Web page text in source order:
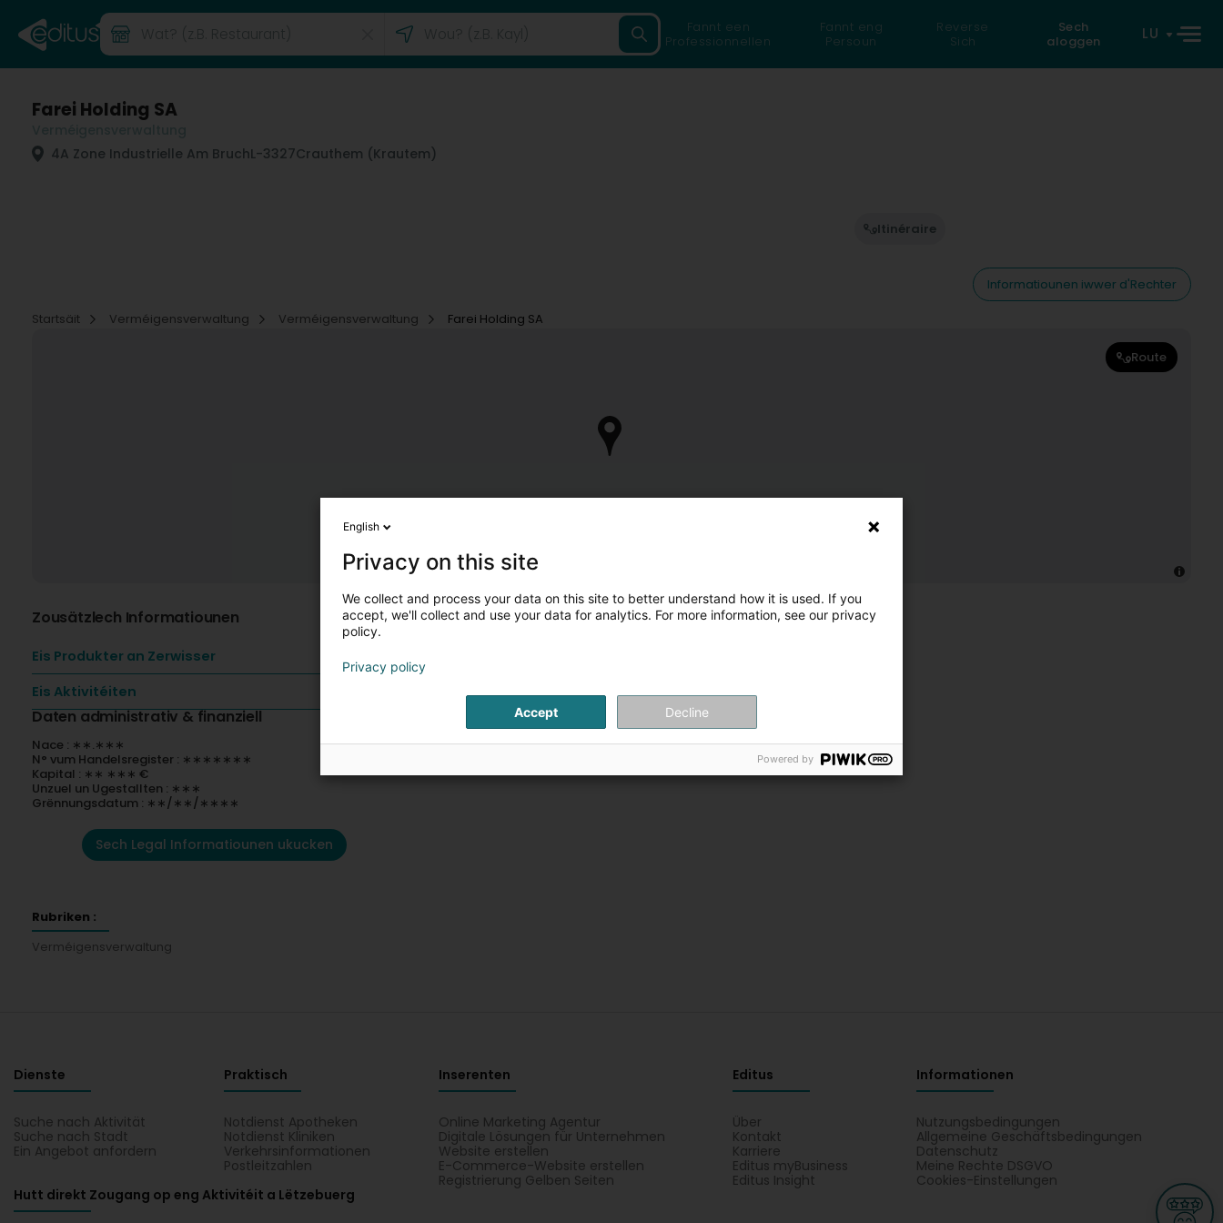
Fannt een
Professionnellen
Fannt eng
Persoun
Reverse
Sich
Sech
aloggen
LU
Farei Holding SA
4A Zone Industrielle Am BruchL-3327Crauthem (Krautem)
Itinéraire
Informatiounen iwwer d'Rechter
Startsäit
Verméigensverwaltung Verméigensverwaltung Farei Holding SA
Route
Zousätzlech Informatiounen
Eis Produkter an Zerwisser
Eis Aktivitéiten
Daten administrativ & finanziell
Nace : ∗∗.∗∗∗
N° vum Handelsregister : ∗∗∗∗∗∗∗
Kapital : ∗∗ ∗∗∗ €
Unzuel un Ugestallten : ∗∗∗
Grënnungsdatum : ∗∗/∗∗/∗∗∗∗
Sech Legal Informatiounen ukucken
Rubriken :
Verméigensverwaltung
Dienste
Suche nach Aktivität
Suche nach Stadt
Ein Angebot anfordern
Praktisch
Notdienst Apotheken
Notdienst Kliniken
Verkehrsinformationen
Postleitzahlen
Inserenten
Online Marketing Agentur
Digitale Lösungen für Unternehmen
Website erstellen
E-Commerce-Website erstellen
Registrierung Gelben Seiten
Editus
Über
Kontakt
Karriere
Editus myBusiness
Editus Insight
Informationen
Nutzungsbedingungen
Allgemeine Geschäftsbedingungen
Datenschutz
Meine Rechte DSGVO
Cookies-Einstellungen
Hutt direkt Zougang op eng Aktivitéit a Lëtzebuerg
English
Privacy on this site
We collect and process your data on this site to better understand how it is used. If you
accept, we'll collect and use your data for analytics. For more information, see our privacy
policy.
Privacy policy
Accept Decline
Powered by